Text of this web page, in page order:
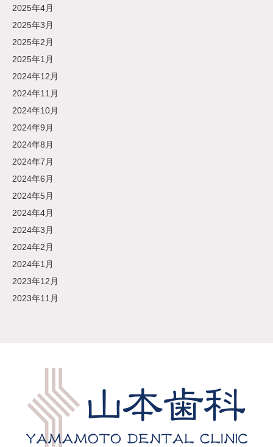
2025年4月
2025年3月
2025年2月
2025年1月
2024年12月
2024年11月
2024年10月
2024年9月
2024年8月
2024年7月
2024年6月
2024年5月
2024年4月
2024年3月
2024年2月
2024年1月
2023年12月
2023年11月